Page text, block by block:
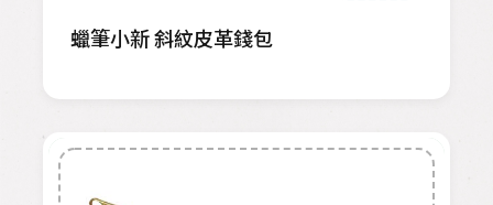
蠟筆小新 斜紋皮革錢包